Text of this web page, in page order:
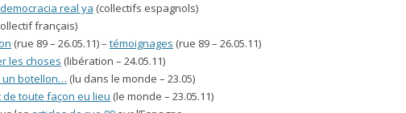
democracia real ya (collectifs espagnols)
français)
(rue 89 – 26.05.11) – témoignages (rue 89 – 26.05.11)
les choses (libération – 24.05.11)
un botellon… (lu dans le monde – 23.05)
toute façon eu lieu (le monde – 23.05.11)